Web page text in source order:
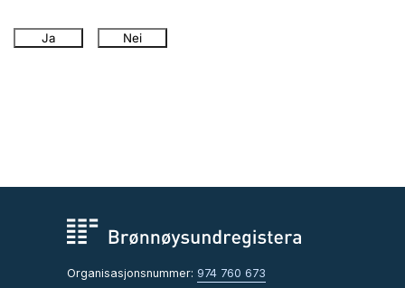
Ja Nei
Organisasjonsnummer: 974 760 673